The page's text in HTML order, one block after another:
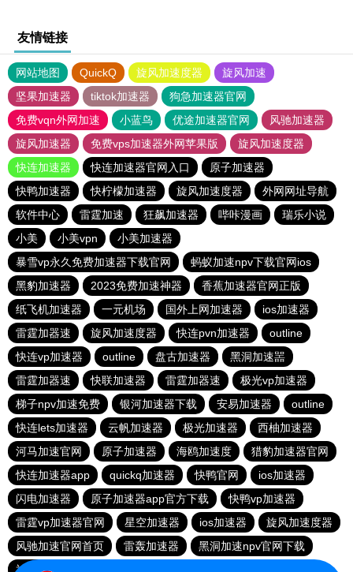
友情链接
网站地图 QuickQ 旋风加速度器
旋风加速
坚果加速器
tiktok加速器
狗急加速器官网
免费vqn外网加速
小蓝鸟 优途加速器官网
风驰加速器
旋风加速器
免费vps加速器外网苹果版
旋风加速度器
快连加速器
快连加速器官网入口
原子加速器
快鸭加速器
快柠檬加速器 旋风加速度器
外网网址导航
软件中心
雷霆加速 狂飙加速器 哔咔漫画
瑞乐小说
小美
小美vpn
小美加速器
暴雪vp永久免费加速器下载官网
蚂蚁加速npv下载官网ios
黑豹加速器
2023免费加速神器
香蕉加速器官网正版
纸飞机加速器
一元机场 国外上网加速器
ios加速器
雷霆加器速
旋风加速度器 快连pvn加速器
outline
快连vp加速器
outline 盘古加速器
黑洞加速噐
雷霆加器速
快联加速器 雷霆加器速
极光vp加速器
梯子npv加速免费
银河加速器下载 安易加速器
outline
快连lets加速器
云帆加速器 极光加速器
西柚加速器
河马加速官网
原子加速器 海鸥加速度
猎豹加速器官网
快连加速器app
quickq加速器 快鸭官网
ios加速器
闪电加速器
原子加速器app官方下载
快鸭vp加速器
雷霆vp加速器官网
星空加速器 ios加速器
旋风加速度器
风驰加速官网首页
雷轰加速器
黑洞加速npv官网下载